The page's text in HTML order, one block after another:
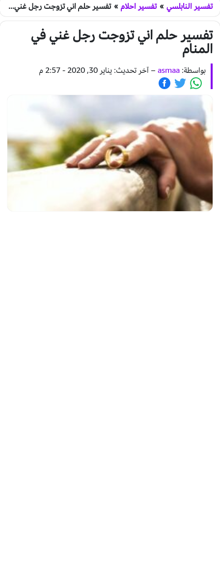
تفسير النابلسي » تفسير احلام » تفسير حلم اني تزوجت رجل غني في المنام
تفسير حلم اني تزوجت رجل غني في
المنام
بواسطة: asmaa
– آخر تحديث: يناير 30, 2020 - 2:57 م